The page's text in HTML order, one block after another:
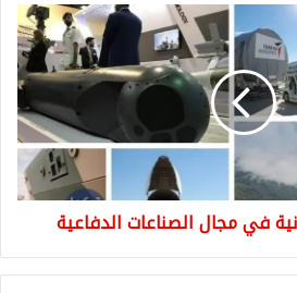
في مجال الصناعات الدفاعية